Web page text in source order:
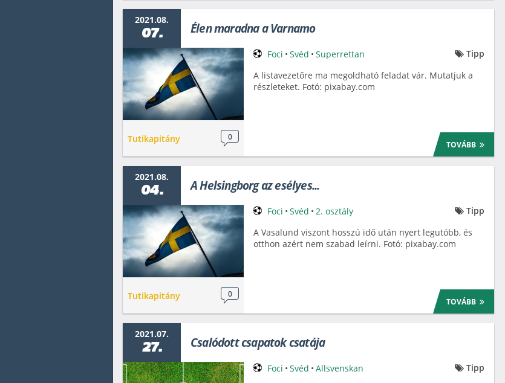
2021.08.
07. Élen maradna a Varnamo
Tutikapitány 0
Foci • Svéd • Superrettan
Tipp
A listavezetőre ma megoldható feladat vár. Mutatjuk a
részleteket. Fotó: pixabay.com
TOVÁBB
2021.08.
04. A Helsingborg az esélyes...
Tutikapitány 0
Foci • Svéd • 2. osztály
Tipp
A Vasalund viszont hosszú idő után nyert legutóbb, és
otthon azért nem szabad leírni. Fotó: pixabay.com
TOVÁBB
2021.07.
27. Csalódott csapatok csatája
Foci • Svéd • Allsvenskan
Tipp